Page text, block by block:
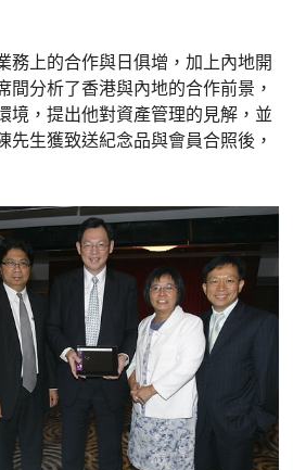
務上的合作與日俱增，加上內地開
間分析了香港與內地的合作前景，
境，提出他對資產管理的見解，並
先生獲致送紀念品與會員合照後，